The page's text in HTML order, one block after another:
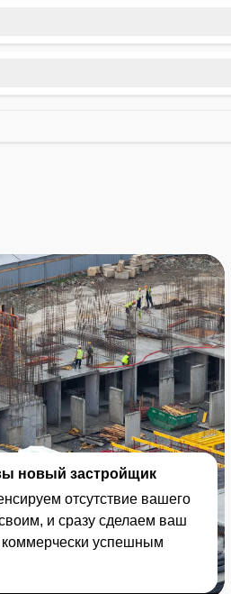
новый застройщик
отсутствие вашего
и сразу сделаем ваш
коммерчески успешным